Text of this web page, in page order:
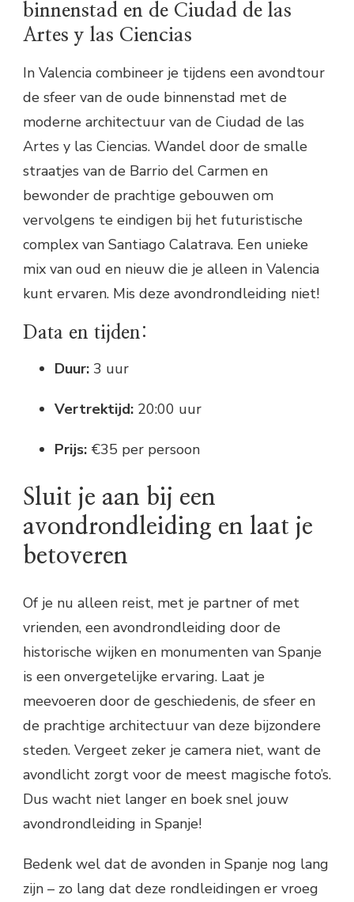
binnenstad en de Ciudad de las
Artes y las Ciencias
In Valencia combineer je tijdens een avondtour
de sfeer van de oude binnenstad met de
moderne architectuur van de Ciudad de las
Artes y las Ciencias. Wandel door de smalle
straatjes van de Barrio del Carmen en
bewonder de prachtige gebouwen om
vervolgens te eindigen bij het futuristische
complex van Santiago Calatrava. Een unieke
mix van oud en nieuw die je alleen in Valencia
kunt ervaren. Mis deze avondrondleiding niet!
Data en tijden:
Duur: 3 uur
Vertrektijd: 20:00 uur
Prijs: €35 per persoon
Sluit je aan bij een
avondrondleiding en laat je
betoveren
Of je nu alleen reist, met je partner of met
vrienden, een avondrondleiding door de
historische wijken en monumenten van Spanje
is een onvergetelijke ervaring. Laat je
meevoeren door de geschiedenis, de sfeer en
de prachtige architectuur van deze bijzondere
steden. Vergeet zeker je camera niet, want de
avondlicht zorgt voor de meest magische foto’s.
Dus wacht niet langer en boek snel jouw
avondrondleiding in Spanje!
Bedenk wel dat de avonden in Spanje nog lang
zijn – zo lang dat deze rondleidingen er vroeg